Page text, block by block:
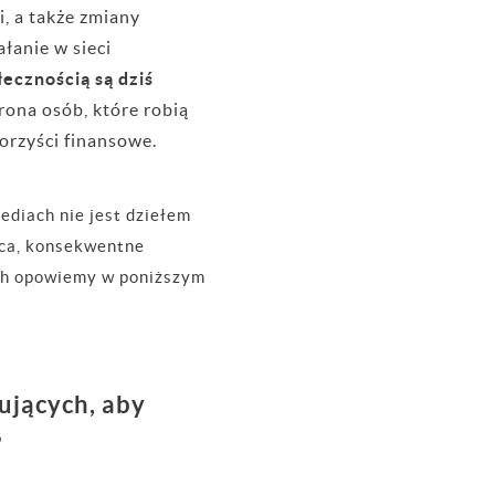
a także zmiany
w sieci
są dziś
osób, które robią
finansowe.
nie jest dziełem
konsekwentne
opowiemy w poniższym
aby